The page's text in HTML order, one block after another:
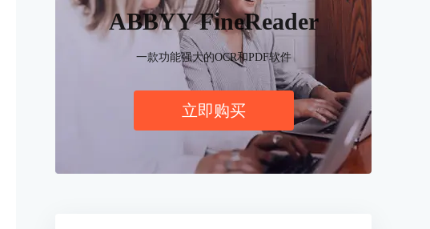
ABBYY FineReader
一款功能强大的OCR和PDF软件
立即购买